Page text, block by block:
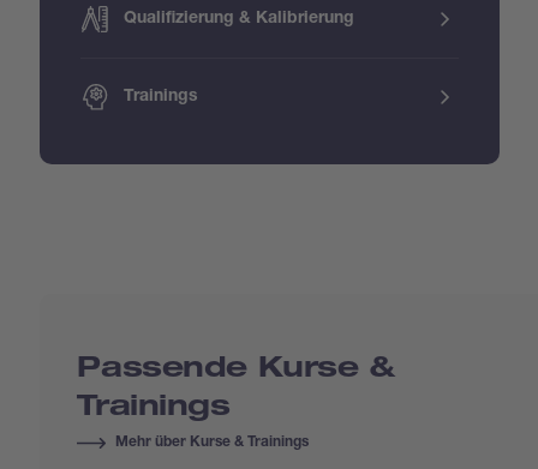
Qualifizierung & Kalibrierung
Trainings
Passende Kurse &
Trainings
Mehr über Kurse & Trainings